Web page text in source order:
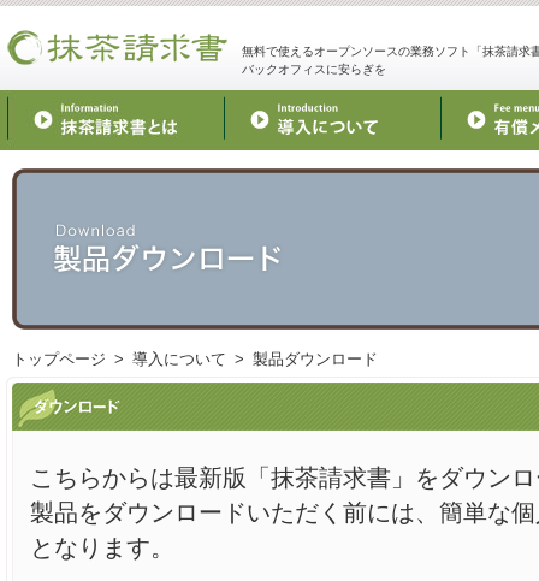
無料で使えるオープンソースの業務ソフト「抹茶請求
バックオフィスに安らぎを
トップページ > 導入について > 製品ダウンロード
こちらからは最新版「抹茶請求書」をダウン
製品をダウンロードいただく前には、簡単な
となります。